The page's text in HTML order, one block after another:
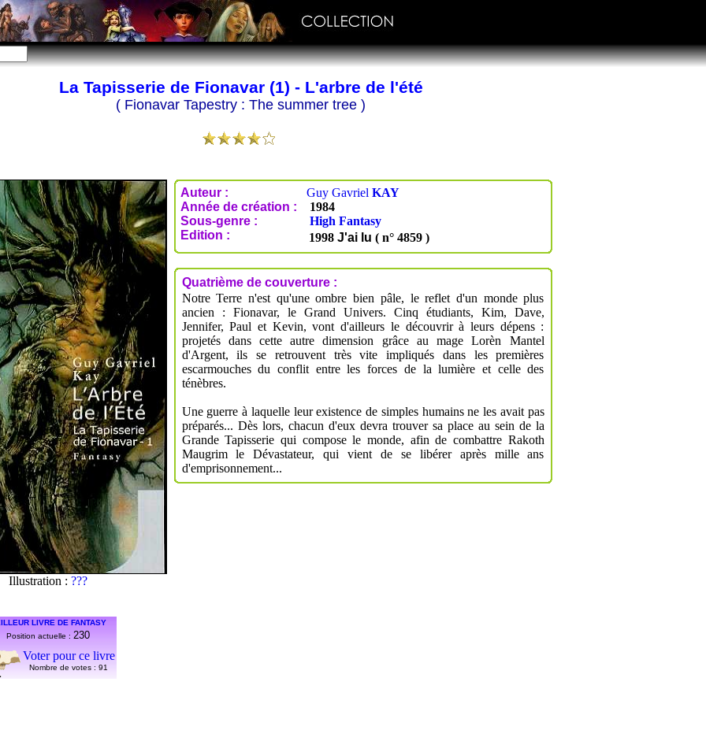
La Tapisserie de Fionavar (1) - L'arbre de l'été
( Fionavar Tapestry : The summer tree )
Illustration : ???
LIVRE DE FANTASY
Position actuelle : 230
Voter pour ce livre
Nombre de votes : 91
Auteur : Guy Gavriel KAY
Année de création :
1984
Sous-genre :
High Fantasy
Edition :
1998 J'ai lu ( n° 4859 )
Quatrième de couverture :
Notre Terre n'est qu'une ombre bien pâle, le reflet d'un monde plus
ancien : Fionavar, le Grand Univers. Cinq étudiants, Kim, Dave,
Jennifer, Paul et Kevin, vont d'ailleurs le découvrir à leurs dépens :
projetés dans cette autre dimension grâce au mage Lorèn Mantel
d'Argent, ils se retrouvent très vite impliqués dans les premières
escarmouches du conflit entre les forces de la lumière et celle des
ténèbres.
Une guerre à laquelle leur existence de simples humains ne les avait pas
préparés... Dès lors, chacun d'eux devra trouver sa place au sein de la
Grande Tapisserie qui compose le monde, afin de combattre Rakoth
Maugrim le Dévastateur, qui vient de se libérer après mille ans
d'emprisonnement...